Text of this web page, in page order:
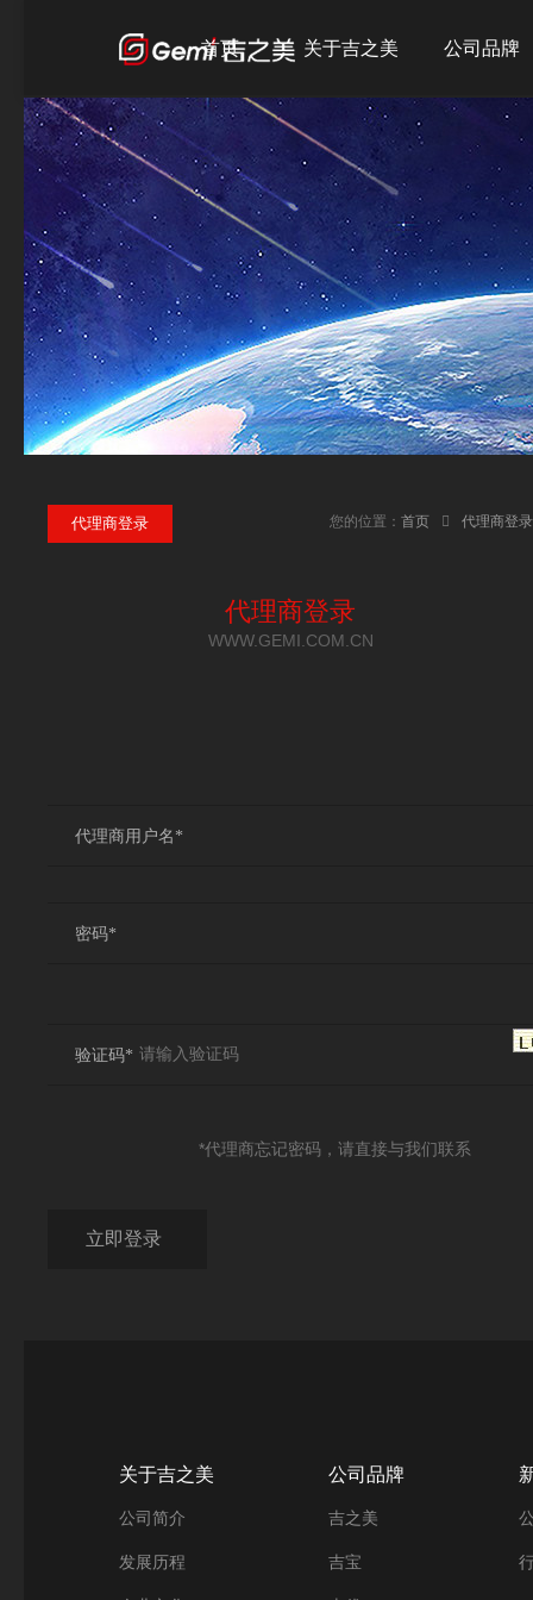
公司品牌
吉宝
吉优
关于吉之美
公司简介
发展历程
企业文化
荣誉资质
首页
您的位置： 首页 代理商登录
代理商登录
代理商登录
WWW.GEMI.COM.CN
代理商用户名*
密码*
验证码*
*代理商忘记密码，请直接与我们联系
关于吉之美
公司简介
发展历程
公司品牌
吉之美
吉宝